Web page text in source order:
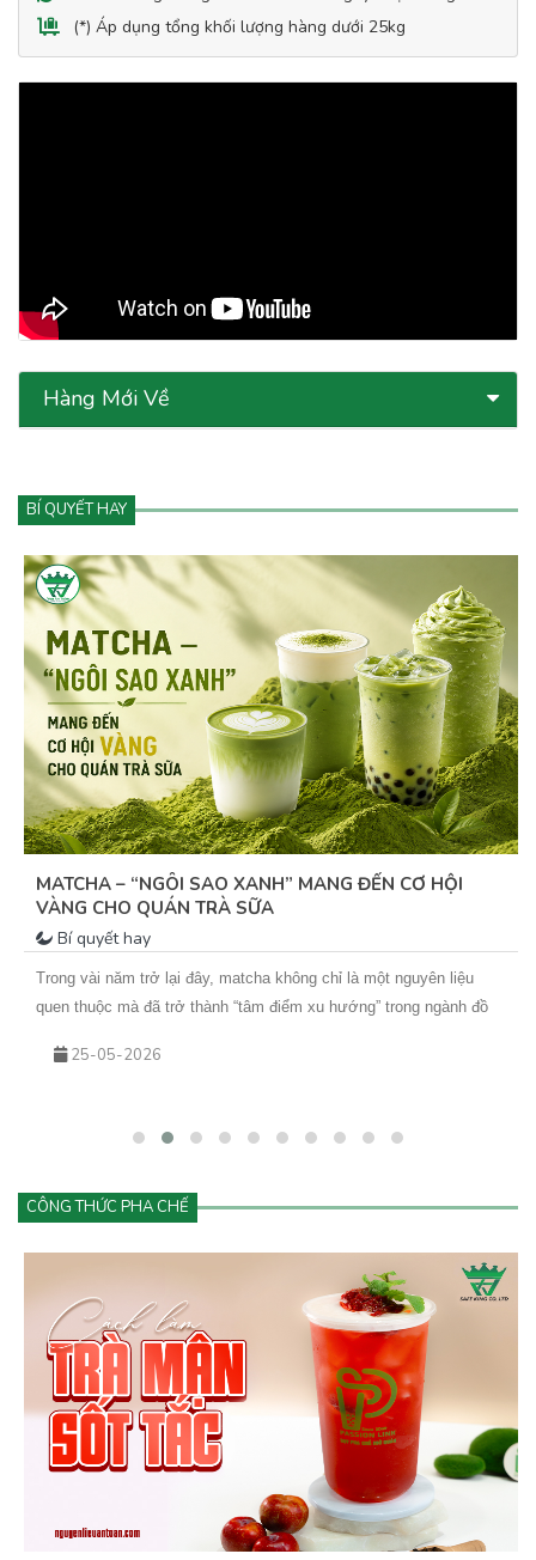
(*) Áp dụng tổng khối lượng hàng dưới 25kg
Hàng Mới Về
BÍ QUYẾT HAY
MATCHA – “NGÔI SAO XANH” MANG ĐẾN CƠ HỘI
VÀNG CHO QUÁN TRÀ SỮA
Bí quyết hay
Trong vài năm trở lại đây, matcha không chỉ là một nguyên liệu
quen thuộc mà đã trở thành “tâm điểm xu hướng” trong ngành đồ
như matcha kem cheese, matcha dừa, matcha đá xay… tất cả đều
để kinh doanh đồ uống matcha hiệu quả, lâu dài?
25-05-2026
CÔNG THỨC PHA CHẾ